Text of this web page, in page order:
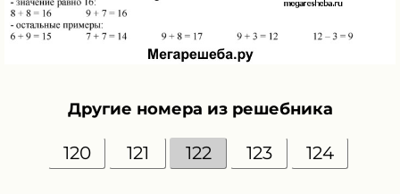
Другие номера из решебника
120 121 122 123 124